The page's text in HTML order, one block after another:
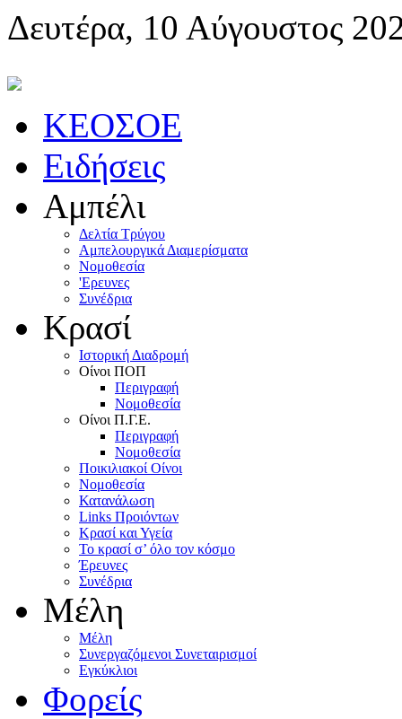
Δευτέρα, 10 Αύγουστος
KEOΣOE
Ειδήσεις
Αμπέλι
Δελτία Τρύγου
Αμπελουργικά Διαμερίσματα
Nομοθεσία
'Eρευνες
Συνέδρια
Κρασί
Iστορική Διαδρομή
Oίνοι ΠOΠ
Περιγραφή
Nομοθεσία
Oίνοι Π.Γ.E.
Περιγραφή
Νομοθεσία
Ποικιλιακοί Oίνοι
Nομοθεσία
Κατανάλωση
Links Προιόντων
Κρασί και Υγεία
To κρασί σ’ όλο τον κόσμο
Έρευνες
Συνέδρια
Μέλη
Mέλη
Συνεργαζόμενοι Συνεταιρισμοί
Εγκύκλιοι
Φορείς